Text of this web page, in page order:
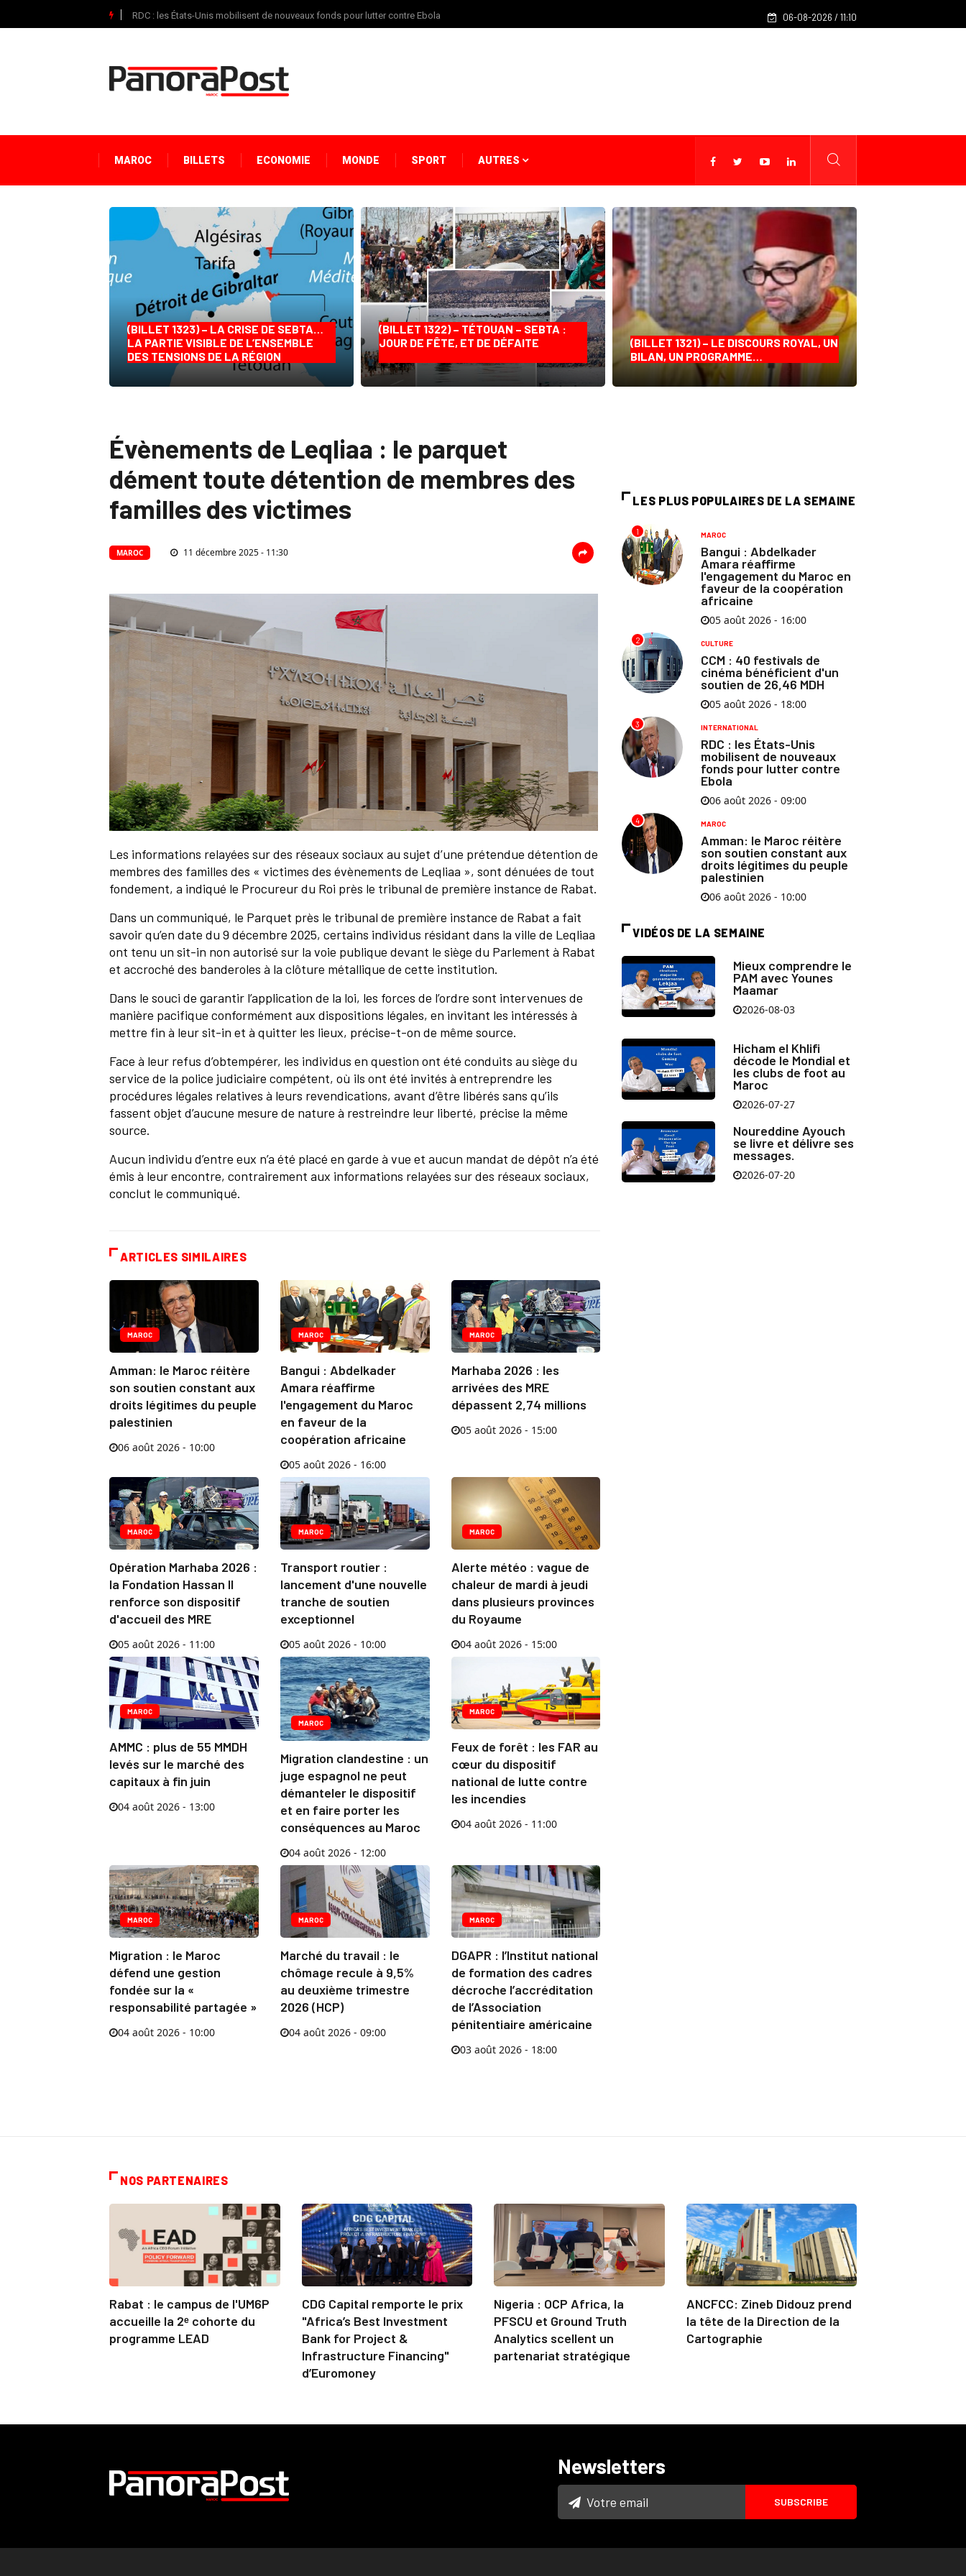
RDC : les États-Unis mobilisent de nouveaux fonds pour lutter contre Ebola CCM : 40 festivals de cinéma bénéficient d'un soutien de
06-08-2026 / 11:10
MAROC BILLETS ECONOMIE MONDE SPORT AUTRES
(BILLET 1323) – LA CRISE DE SEBTA…
LA PARTIE VISIBLE DE L’ENSEMBLE
DES TENSIONS DE LA RÉGION
(BILLET 1322) – TÉTOUAN – SEBTA :
JOUR DE FÊTE, ET DE DÉFAITE
(BILLET 1321) – LE DISCOURS ROYAL, UN
BILAN, UN PROGRAMME…
Évènements de Leqliaa : le parquet
dément toute détention de membres des
familles des victimes
MAROC 11 décembre 2025 - 11:30
Les informations relayées sur des réseaux sociaux au sujet d’une prétendue détention de
membres des familles des « victimes des évènements de Leqliaa », sont dénuées de tout
fondement, a indiqué le Procureur du Roi près le tribunal de première instance de Rabat.
Dans un communiqué, le Parquet près le tribunal de première instance de Rabat a fait
savoir qu’en date du 9 décembre 2025, certains individus résidant dans la ville de Leqliaa
ont tenu un sit-in non autorisé sur la voie publique devant le siège du Parlement à Rabat
et accroché des banderoles à la clôture métallique de cette institution.
Dans le souci de garantir l’application de la loi, les forces de l’ordre sont intervenues de
manière pacifique conformément aux dispositions légales, en invitant les intéressés à
mettre fin à leur sit-in et à quitter les lieux, précise-t-on de même source.
Face à leur refus d’obtempérer, les individus en question ont été conduits au siège du
service de la police judiciaire compétent, où ils ont été invités à entreprendre les
procédures légales relatives à leurs revendications, avant d’être libérés sans qu’ils
fassent objet d’aucune mesure de nature à restreindre leur liberté, précise la même
source.
Aucun individu d’entre eux n’a été placé en garde à vue et aucun mandat de dépôt n’a été
émis à leur encontre, contrairement aux informations relayées sur des réseaux sociaux,
conclut le communiqué.
ARTICLES SIMILAIRES
MAROC
Amman: le Maroc réitère
son soutien constant aux
droits légitimes du peuple
palestinien
06 août 2026 - 10:00
MAROC
Bangui : Abdelkader
Amara réaffirme
l'engagement du Maroc
en faveur de la
coopération africaine
05 août 2026 - 16:00
MAROC
Marhaba 2026 : les
arrivées des MRE
dépassent 2,74 millions
05 août 2026 - 15:00
MAROC
Opération Marhaba 2026 :
la Fondation Hassan II
renforce son dispositif
d'accueil des MRE
05 août 2026 - 11:00
MAROC
Transport routier :
lancement d'une nouvelle
tranche de soutien
exceptionnel
05 août 2026 - 10:00
MAROC
Alerte météo : vague de
chaleur de mardi à jeudi
dans plusieurs provinces
du Royaume
04 août 2026 - 15:00
MAROC
AMMC : plus de 55 MMDH
levés sur le marché des
capitaux à fin juin
04 août 2026 - 13:00
MAROC
Migration clandestine : un
juge espagnol ne peut
démanteler le dispositif
et en faire porter les
conséquences au Maroc
04 août 2026 - 12:00
MAROC
Feux de forêt : les FAR au
cœur du dispositif
national de lutte contre
les incendies
04 août 2026 - 11:00
MAROC
Migration : le Maroc
défend une gestion
fondée sur la «
responsabilité partagée »
04 août 2026 - 10:00
MAROC
Marché du travail : le
chômage recule à 9,5%
au deuxième trimestre
2026 (HCP)
04 août 2026 - 09:00
MAROC
DGAPR : l’Institut national
de formation des cadres
décroche l’accréditation
de l’Association
pénitentiaire américaine
03 août 2026 - 18:00
LES PLUS POPULAIRES DE LA SEMAINE
1 MAROC
Bangui : Abdelkader
Amara réaffirme
l'engagement du Maroc en
faveur de la coopération
africaine
05 août 2026 - 16:00
2 CULTURE
CCM : 40 festivals de
cinéma bénéficient d'un
soutien de 26,46 MDH
05 août 2026 - 18:00
3 INTERNATIONAL
RDC : les États-Unis
mobilisent de nouveaux
fonds pour lutter contre
Ebola
06 août 2026 - 09:00
4 MAROC
Amman: le Maroc réitère
son soutien constant aux
droits légitimes du peuple
palestinien
06 août 2026 - 10:00
VIDÉOS DE LA SEMAINE
Mieux comprendre le
PAM avec Younes
Maamar
2026-08-03
Hicham el Khlifi
décode le Mondial et
les clubs de foot au
Maroc
2026-07-27
Noureddine Ayouch
se livre et délivre ses
messages.
2026-07-20
NOS PARTENAIRES
Rabat : le campus de l'UM6P
accueille la 2ᵉ cohorte du
programme LEAD
CDG Capital remporte le prix
"Africa’s Best Investment
Bank for Project &
Infrastructure Financing"
d’Euromoney
Nigeria : OCP Africa, la
PFSCU et Ground Truth
Analytics scellent un
partenariat stratégique
ANCFCC: Zineb Didouz prend
la tête de la Direction de la
Cartographie
Newsletters